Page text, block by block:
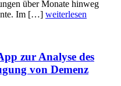
über Monate hinweg
Im […] weiterlesen
zur Analyse des
von Demenz